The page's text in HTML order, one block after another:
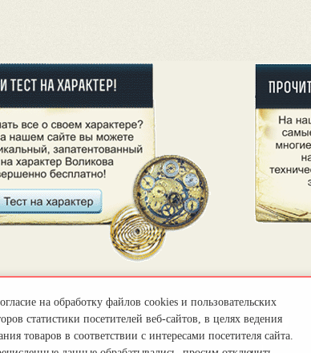
на обработку файлов cookies и пользовательских
статистики посетителей веб-сайтов, в целях ведения
товаров в соответствии с интересами посетителя сайта.